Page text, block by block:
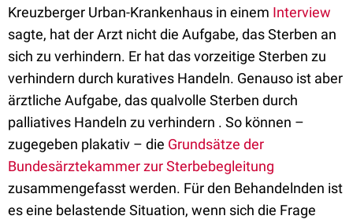
Kreuzberger Urban-Krankenhaus in einem Interview
sagte, hat der Arzt nicht die Aufgabe, das Sterben an
sich zu verhindern. Er hat das vorzeitige Sterben zu
verhindern durch kuratives Handeln. Genauso ist aber
ärztliche Aufgabe, das qualvolle Sterben durch
palliatives Handeln zu verhindern . So können –
zugegeben plakativ – die Grundsätze der
Bundesärztekammer zur Sterbebegleitung
zusammengefasst werden. Für den Behandelnden ist
es eine belastende Situation, wenn sich die Frage